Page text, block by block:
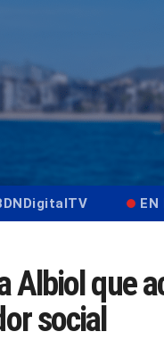
EN
Albiol que
social